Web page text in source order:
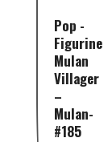
Pop -
Figurine
Mulan
Villager
–
Mulan-
#185